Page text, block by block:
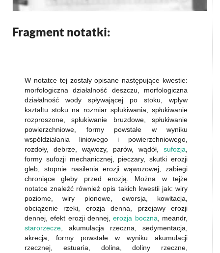
Fragment notatki:
W notatce tej zostały opisane następujące kwestie:
morfologiczna działalność deszczu, morfologiczna
działalność wody spływającej po stoku, wpływ
kształtu stoku na rozmiar spłukiwania, spłukiwanie
rozproszone, spłukiwanie bruzdowe, spłukiwanie
powierzchniowe, formy powstałe w wyniku
współdziałania liniowego i powierzchniowego,
rozdoły, debrze, wąwozy, parów, wądół, sufozja
formy sufozji mechanicznej, pieczary, skutki erozji
gleb, stopnie nasilenia erozji wąwozowej, zabiegi
chroniące gleby przed erozją. Można w tejże
notatce znaleźć również opis takich kwestii jak: wiry
poziome, wiry pionowe, eworsja, kowitacja,
obciążenie rzeki, erozja denna, przejawy erozji
dennej, efekt erozji dennej,erozja boczna , meandr,
starorzecze , akumulacja rzeczna, sedymentacja,
akrecja, formy powstałe w wyniku akumulacji
rzecznej, estuaria, dolina, doliny rzeczne,